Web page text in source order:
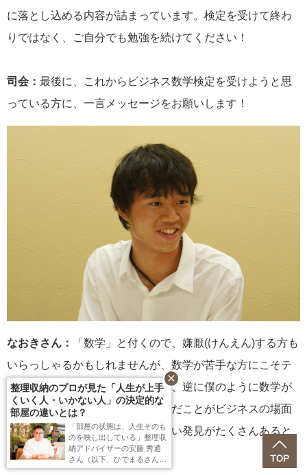
に落とし込める内容が詰まっています。検定を受けて終わ
りではなく、ご自分でも勉強を続けてください！
司会： 最後に、これからビジネス数学検定を受けようと思
っている方に、一言メッセージをお願いします！
なおきさん：
「数学」と付くので、嫌厭(けんえん)する方も
いらっしゃるかもしれませんが、数学が苦手な方にこそテ
キストを開いてみてほしいですし、逆に僕のように数学が
好きな人にとっては、今まで学んだことがビジネスの場面
でこのように使えるのか、と新しい発見がたくさんあると
思います。
整理収納のプロが見た「人生が上手
くいく人・いかない人」の決定的な
部屋の違いとは？
「部屋の状態は、人生そのも
のを映し出している」整理収
納アドバイザーの安藤 秀通
さん（以下、ひでまるさん）
が語る、勉強や仕事、プライ
close